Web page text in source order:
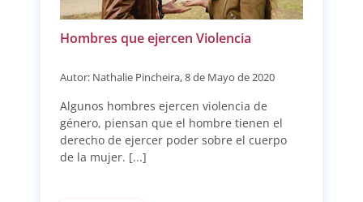
Hombres que ejercen Violencia
Autor: Nathalie Pincheira, 8 de Mayo de 2020
Algunos hombres ejercen violencia de
género, piensan que el hombre tienen el
derecho de ejercer poder sobre el cuerpo
de la mujer. [...]